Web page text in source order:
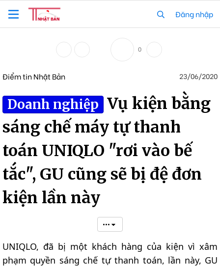
Đăng nhập
0
Điểm tin Nhật Bản 23/06/2020
Doanh nghiệp Vụ kiện bằng
sáng chế máy tự thanh
toán UNIQLO "rơi vào bế
tắc", GU cũng sẽ bị đệ đơn
kiện lần này
•••
UNIQLO, đã bị một khách hàng của kiện vì xâm
phạm quyền sáng chế tự thanh toán, lần này, GU